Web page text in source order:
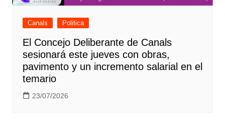
Canals Politica
El Concejo Deliberante de Canals
sesionará este jueves con obras,
pavimento y un incremento salarial en el
temario
23/07/2026